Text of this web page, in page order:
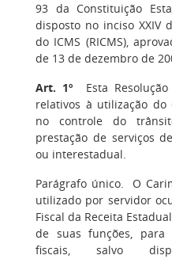
93 da Constituição
disposto no inciso XXIV
do ICMS (RICMS),
de 13 de dezembro de
Art. 1º Esta
relativos à utilização do
no controle do
prestação de serviços
ou interestadual.
Parágrafo único. O
utilizado por servidor
Fiscal da Receita
de suas funções, para
fiscais, salvo